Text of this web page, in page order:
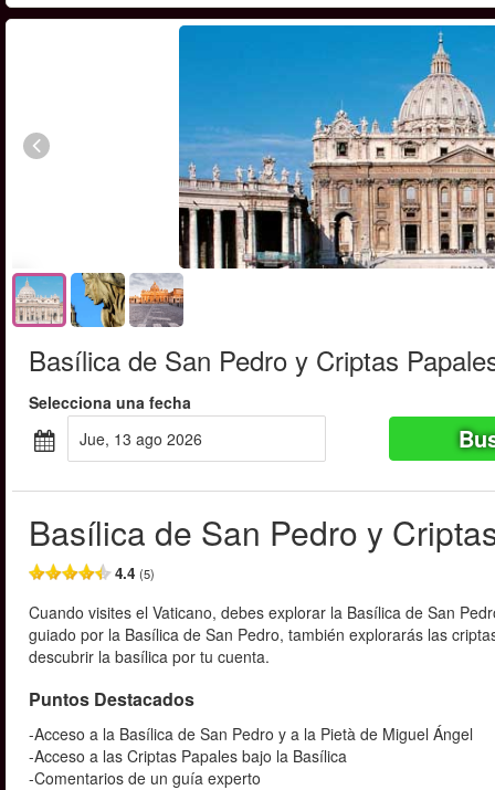
Basílica de San Pedro y Criptas
Selecciona una fecha
jue, 13 ago 2026
Basílica de San Pedro y
4.4 (5)
Cuando visites el Vaticano, debes explorar la Basílica de San
guiado por la Basílica de San Pedro, también explorarás las
descubrir la basílica por tu cuenta.
Puntos Destacados
-Acceso a la Basílica de San Pedro y a la Pietà de Miguel Ángel
-Acceso a las Criptas Papales bajo la Basílica
-Comentarios de un guía experto